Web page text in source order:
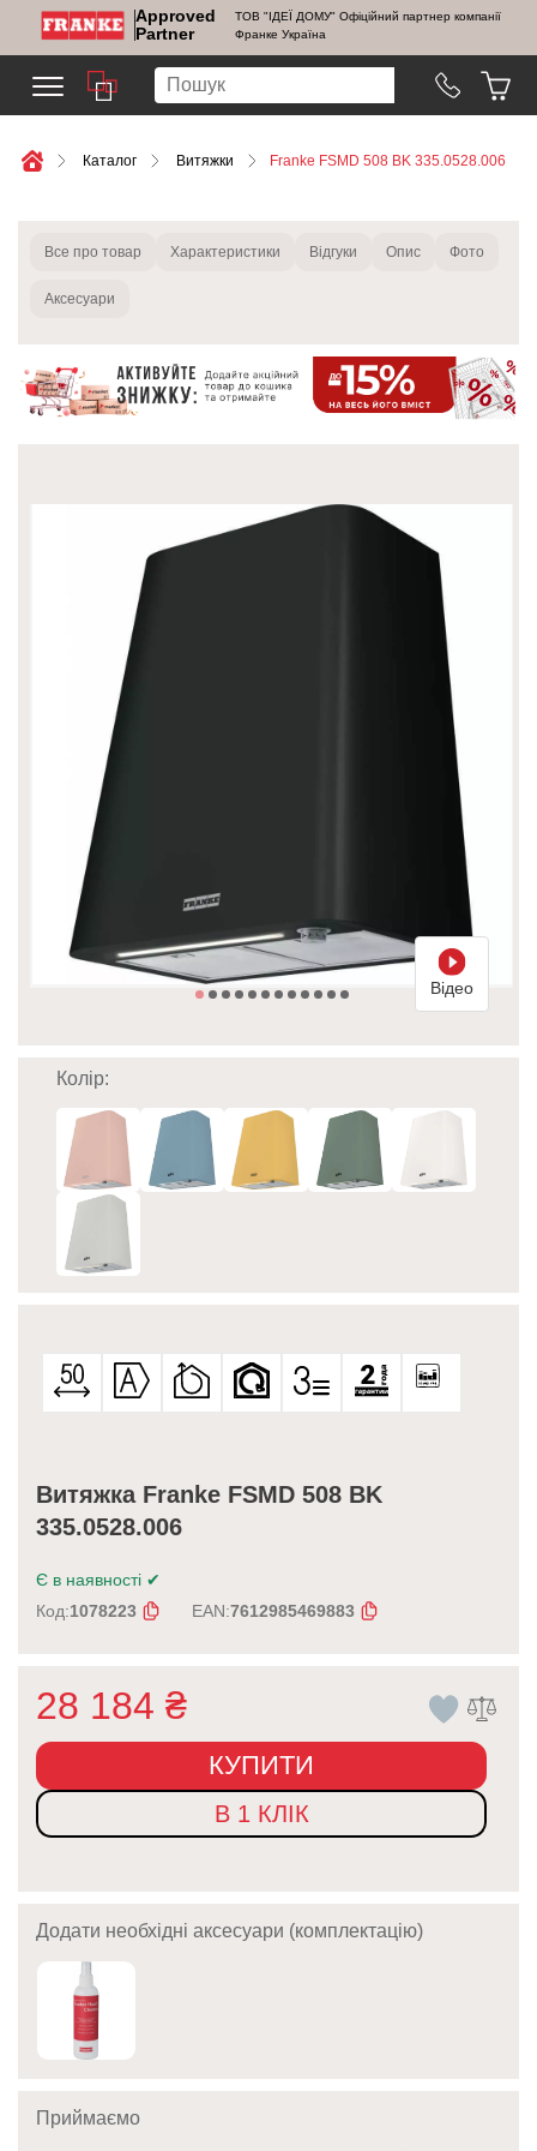
Approved
Partner
ТОВ "ІДЕЇ ДОМУ" Офіційний партнер компанії
Франке Україна
Каталог Витяжки Franke FSMD 508 BK 335.0528.006
Все про товар Характеристики Відгуки Опис Фото
Аксесуари
Відео
Колір:
Витяжка Franke FSMD 508 BK
335.0528.006
Є в наявності ✔
Код:1078223 EAN:7612985469883
28 184 ₴
КУПИТИ
В 1 КЛІК
Додати необхідні аксесуари (комплектацію)
Приймаємо